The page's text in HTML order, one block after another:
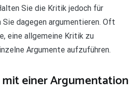
Sie die Kritik jedoch für
dagegen argumentieren. Oft
eine allgemeine Kritik zu
Argumente aufzuführen.
einer Argumentation